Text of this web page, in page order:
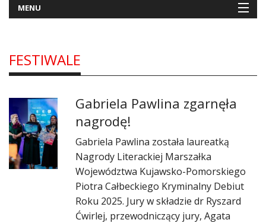
MENU
NOWOŚCI
WYWIADY
RECENZJE
DO CZYTANIA
NA EKRANIE
FESTIWALE
Gabriela Pawlina zgarnęła
nagrodę!
​Gabriela Pawlina została laureatką
Nagrody Literackiej Marszałka
Województwa Kujawsko-Pomorskiego
Piotra Całbeckiego Kryminalny Debiut
Roku 2025. Jury w składzie dr Ryszard
Ćwirlej, przewodniczący jury, Agata